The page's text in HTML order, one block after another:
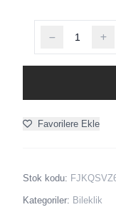
Favorilere Ekle
Stok kodu:
Kategoriler: Bileklik